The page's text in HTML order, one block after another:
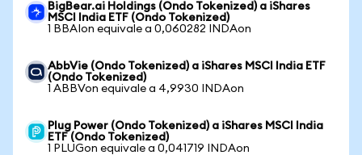
BigBear.ai Holdings (Ondo Tokenized) a iShares
MSCI India ETF (Ondo Tokenized)
1 BBAIon equivale a 0,060282 INDAon
AbbVie (Ondo Tokenized) a iShares MSCI India ETF
(Ondo Tokenized)
1 ABBVon equivale a 4,9930 INDAon
Plug Power (Ondo Tokenized) a iShares MSCI India
ETF (Ondo Tokenized)
1 PLUGon equivale a 0,041719 INDAon